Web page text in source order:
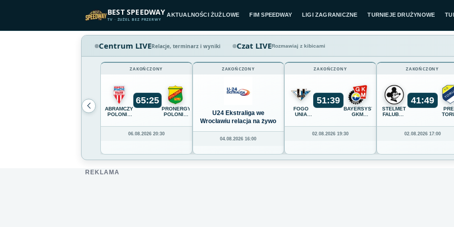
BEST SPEEDWAY
TV · ŻUŻEL BEZ PRZERWY
AKTUALNOŚCI ŻUŻLOWE FIM SPEEDWAY LIGI ZAGRANICZNE TURNIEJE DRUŻYNOWE
Centrum LIVERelacje, terminarz i wyniki Czat LIVERozmawiaj z kibicami
ZAKOŃCZONY
ABRAMCZYK
POLONIA
65:25
PRONERGY
POLONIA
06.08.2026 20:30
ZAKOŃCZONY
U24 Ekstraliga we
Wrocławiu relacja na żywo
04.08.2026 16:00
ZAKOŃCZONY
FOGO
UNIA
51:39
BAYERSYSTEM
GKM
02.08.2026 19:30
ZAKOŃCZONY
STELMET
FALUBAZ
GÓRA
41:49
02.08.2026 17:00
REKLAMA